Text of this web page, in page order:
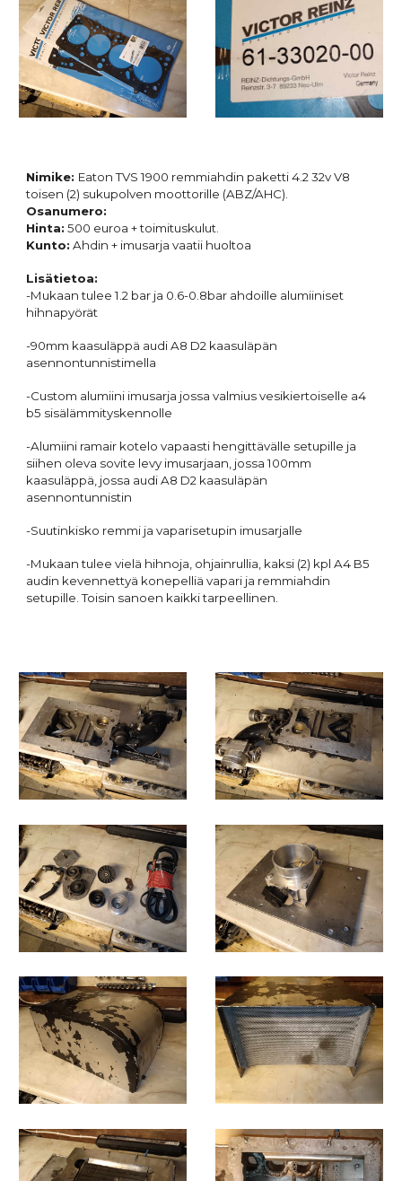
Nimike: Eaton TVS 1900 remmiahdin paketti 4.2 32v V8
toisen (2) sukupolven moottorille (ABZ/AHC).
Osanumero:
Hinta: 500 euroa + toimituskulut.
Kunto: Ahdin + imusarja vaatii huoltoa
Lisätietoa:
-Mukaan tulee 1.2 bar ja 0.6-0.8bar ahdoille alumiiniset
hihnapyörät
-90mm kaasuläppä audi A8 D2 kaasuläpän
asennontunnistimella
-Custom alumiini imusarja jossa valmius vesikiertoiselle a4
b5 sisälämmityskennolle
-Alumiini ramair kotelo vapaasti hengittävälle setupille ja
siihen oleva sovite levy imusarjaan, jossa 100mm
kaasuläppä, jossa audi A8 D2 kaasuläpän
asennontunnistin
-Suutinkisko remmi ja vaparisetupin imusarjalle
-Mukaan tulee vielä hihnoja, ohjainrullia, kaksi (2) kpl A4 B5
audin kevennettyä konepelliä vapari ja remmiahdin
setupille. Toisin sanoen kaikki tarpeellinen.